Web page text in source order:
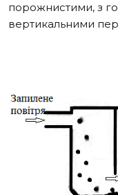
порожнистими, з
вертикальними